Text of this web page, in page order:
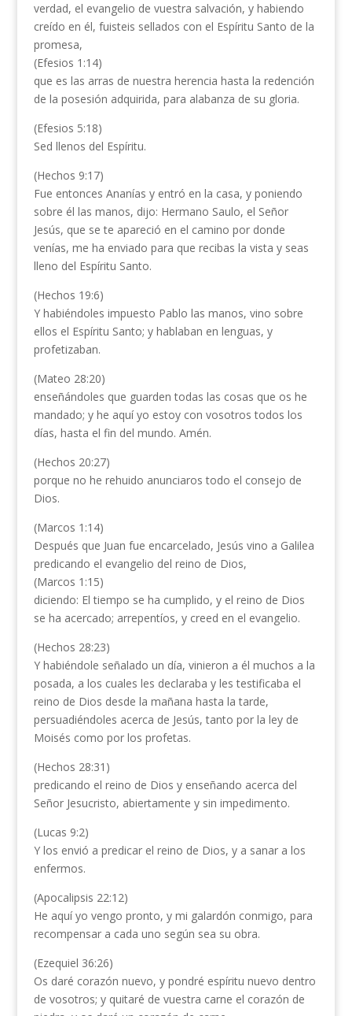
verdad, el evangelio de vuestra salvación, y habiendo
creído en él, fuisteis sellados con el Espíritu Santo de la
promesa,
(Efesios 1:14)
que es las arras de nuestra herencia hasta la redención
de la posesión adquirida, para alabanza de su gloria.
(Efesios 5:18)
Sed llenos del Espíritu.
(Hechos 9:17)
Fue entonces Ananías y entró en la casa, y poniendo
sobre él las manos, dijo: Hermano Saulo, el Señor
Jesús, que se te apareció en el camino por donde
venías, me ha enviado para que recibas la vista y seas
lleno del Espíritu Santo.
(Hechos 19:6)
Y habiéndoles impuesto Pablo las manos, vino sobre
ellos el Espíritu Santo; y hablaban en lenguas, y
profetizaban.
(Mateo 28:20)
enseñándoles que guarden todas las cosas que os he
mandado; y he aquí yo estoy con vosotros todos los
días, hasta el fin del mundo. Amén.
(Hechos 20:27)
porque no he rehuido anunciaros todo el consejo de
Dios.
(Marcos 1:14)
Después que Juan fue encarcelado, Jesús vino a Galilea
predicando el evangelio del reino de Dios,
(Marcos 1:15)
diciendo: El tiempo se ha cumplido, y el reino de Dios
se ha acercado; arrepentíos, y creed en el evangelio.
(Hechos 28:23)
Y habiéndole señalado un día, vinieron a él muchos a la
posada, a los cuales les declaraba y les testificaba el
reino de Dios desde la mañana hasta la tarde,
persuadiéndoles acerca de Jesús, tanto por la ley de
Moisés como por los profetas.
(Hechos 28:31)
predicando el reino de Dios y enseñando acerca del
Señor Jesucristo, abiertamente y sin impedimento.
(Lucas 9:2)
Y los envió a predicar el reino de Dios, y a sanar a los
enfermos.
(Apocalipsis 22:12)
He aquí yo vengo pronto, y mi galardón conmigo, para
recompensar a cada uno según sea su obra.
(Ezequiel 36:26)
Os daré corazón nuevo, y pondré espíritu nuevo dentro
de vosotros; y quitaré de vuestra carne el corazón de